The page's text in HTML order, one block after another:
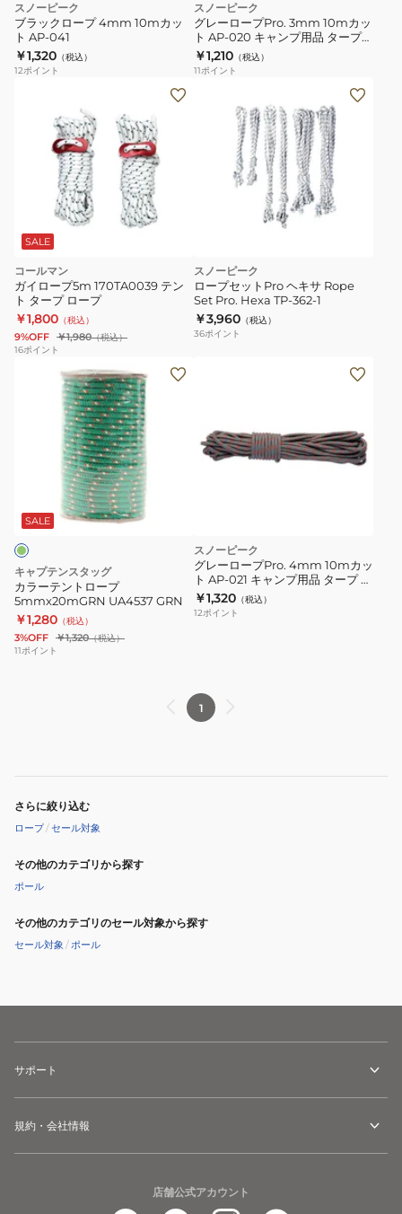
スノーピーク
ブラックロープ 4mm 10mカッ
ト AP-041
￥1,320 （税込）
12ポイント
スノーピーク
グレーロープPro. 3mm 10mカッ
ト AP-020 キャンプ用品 タープ
アクセサリ
￥1,210 （税込）
11ポイント
SALE
コールマン
ガイロープ5m 170TA0039 テン
ト タープ ロープ
￥1,800 （税込）
9%OFF ￥1,980（税込）
16ポイント
スノーピーク
ロープセットPro ヘキサ Rope
Set Pro. Hexa TP-362-1
￥3,960 （税込）
36ポイント
ー
プ
5mmx20mGRN
UA4537
GRN
SALE
キャプテンスタッグ
カラーテントロープ
5mmx20mGRN UA4537 GRN
￥1,280 （税込）
3%OFF ￥1,320（税込）
11ポイント
スノーピーク
グレーロープPro. 4mm 10mカッ
ト AP-021 キャンプ用品 タープ ア
クセサリ
￥1,320 （税込）
12ポイント
1
さらに絞り込む
ロープ/セール対象
その他のカテゴリから探す
ポール
その他のカテゴリのセール対象から探す
セール対象 /ポール
サポート
規約・会社情報
店舗公式アカウント